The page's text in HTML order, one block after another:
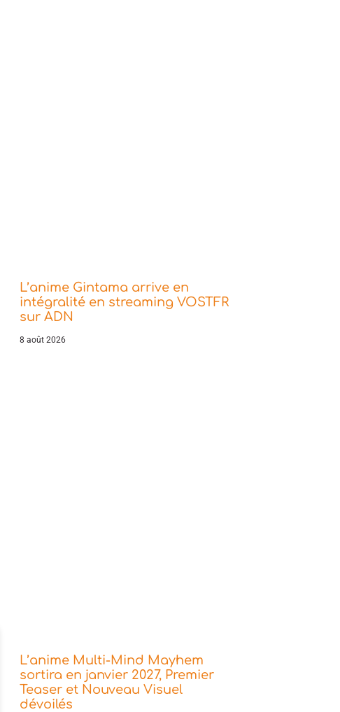
L’anime Gintama arrive en
intégralité en streaming VOSTFR
sur ADN
8 août 2026
L’anime Multi-Mind Mayhem
sortira en janvier 2027, Premier
Teaser et Nouveau Visuel
dévoilés